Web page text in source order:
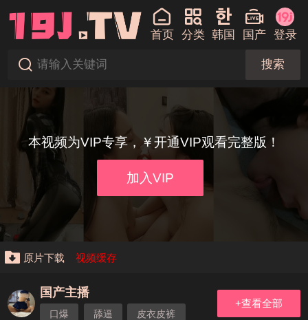
首页 分类 韩国 国产 登录
搜索
本视频为VIP专享，￥开通VIP观看完整版！
加入VIP
原片下载 视频缓存
国产主播
口爆 舔逼
皮衣皮裤
+查看全部